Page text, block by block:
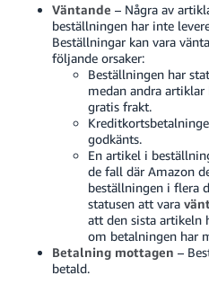
Väntande – Några av
beställningen har inte
Beställningar kan vara
följande orsaker:
Beställningen har
medan andra
gratis frakt.
godkänts.
En artikel i
de fall där Amazon
beställningen i flera
statusen att vara
att den sista artikeln
om betalningen har
Betalning mottagen –
betald.